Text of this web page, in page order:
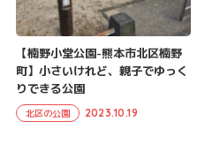
【楠野小堂公園-熊本市北区楠野
町】小さいけれど、親子でゆっく
りできる公園
北区の公園 2023.10.19